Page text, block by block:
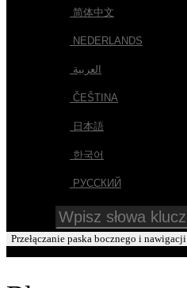
简体中文
NEDERLANDS
العربية
ČEŠTINA
日本語
한국어
РУССКИЙ
Przełączanie paska bocznego i nawigacji